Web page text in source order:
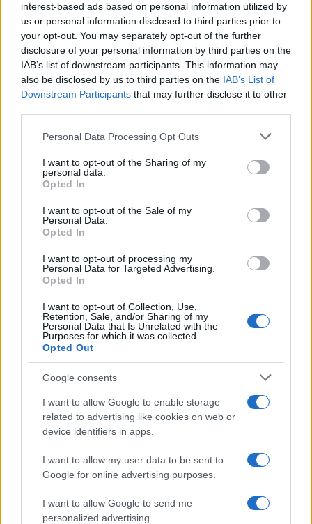
interest-based ads based on personal information utilized by
us or personal information disclosed to third parties prior to
your opt-out. You may separately opt-out of the further
disclosure of your personal information by third parties on the
IAB’s list of downstream participants. This information may
also be disclosed by us to third parties on the IAB’s List of
Downstream Participants that may further disclose it to other
Please note that this website/app uses one or more Google
not limited to your visit or usage behaviour. You may click to
grant or deny consent to Google and its third-party tags to
use your data for below specified purposes in below Google
consent section.
Personal Data Processing Opt Outs
I want to opt-out of the Sharing of my
personal data.
Opted In
I want to opt-out of the Sale of my
Personal Data.
Opted In
I want to opt-out of processing my
Personal Data for Targeted Advertising.
Opted In
I want to opt-out of Collection, Use,
Retention, Sale, and/or Sharing of my
Personal Data that Is Unrelated with the
Purposes for which it was collected.
Opted Out
Google consents
I want to allow Google to enable storage
related to advertising like cookies on web or
device identifiers in apps.
I want to allow my user data to be sent to
Google for online advertising purposes.
I want to allow Google to send me
personalized advertising.
Petrolio in calo, Brent a 88.9 USD dopo un ribasso del 8.3%
Andrea Innocenti · 7 Ago 2026
NEWS
Petrolio in calo: Brent a 88.9 dollari, ribassi diffusi tra le
materie prime
Andrea Innocenti · 6 Ago 2026